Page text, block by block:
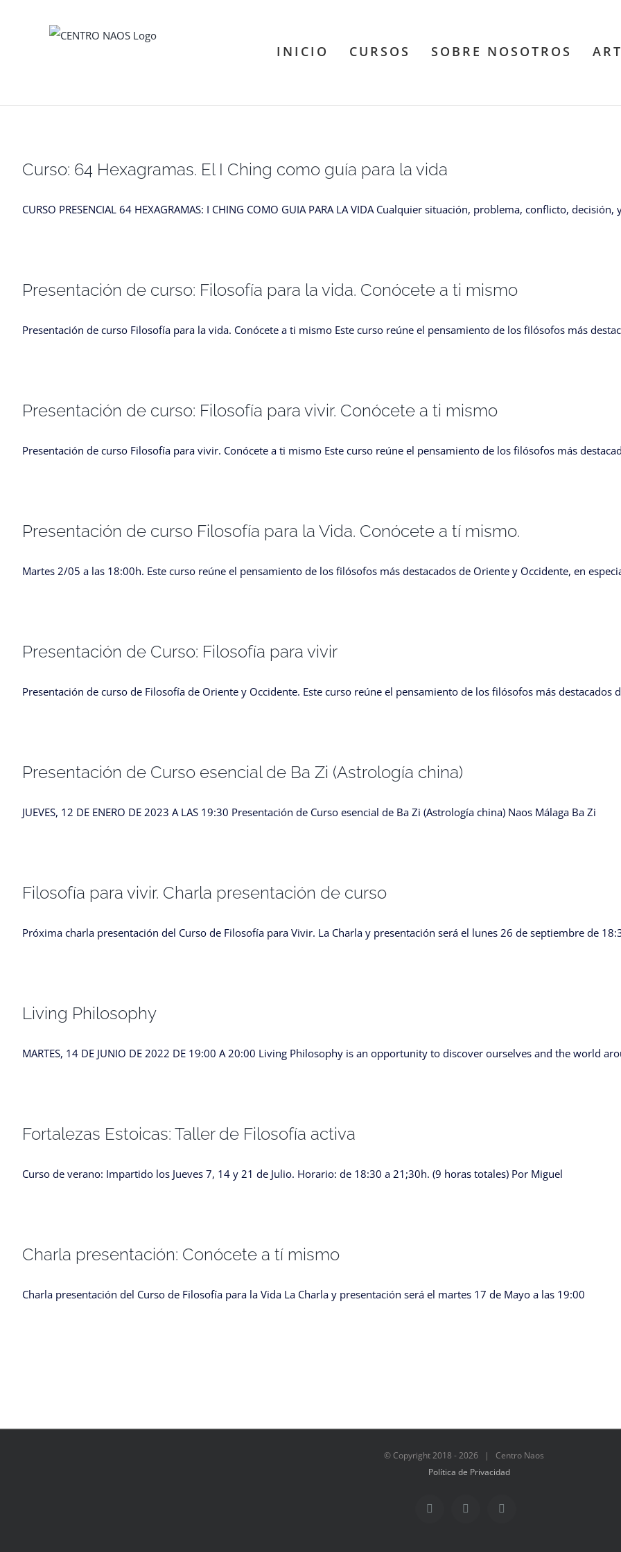
INICIO CURSOS SOBRE NOSOTROS
Curso: 64 Hexagramas. El I Ching como guía para la vida
CURSO PRESENCIAL 64 HEXAGRAMAS: I CHING COMO GUIA PARA LA VIDA Cualquier situación, problema, conflicto,
Presentación de curso: Filosofía para la vida. Conócete a ti mismo
Presentación de curso Filosofía para la vida. Conócete a ti mismo Este curso reúne el pensamiento de los filósofos más
Presentación de curso: Filosofía para vivir. Conócete a ti mismo
Presentación de curso Filosofía para vivir. Conócete a ti mismo Este curso reúne el pensamiento de los filósofos más
Presentación de curso Filosofía para la Vida. Conócete a tí mismo.
Martes 2/05 a las 18:00h. Este curso reúne el pensamiento de los filósofos más destacados de Oriente y Occidente, en
Presentación de Curso: Filosofía para vivir
Presentación de curso de Filosofía de Oriente y Occidente. Este curso reúne el pensamiento de los filósofos más destacados
Presentación de Curso esencial de Ba Zi (Astrología china)
JUEVES, 12 DE ENERO DE 2023 A LAS 19:30 Presentación de Curso esencial de Ba Zi (Astrología china) Naos Málaga Ba Zi
Filosofía para vivir. Charla presentación de curso
Próxima charla presentación del Curso de Filosofía para Vivir. La Charla y presentación será el lunes 26 de septiembre de
Living Philosophy
MARTES, 14 DE JUNIO DE 2022 DE 19:00 A 20:00 Living Philosophy is an opportunity to discover ourselves and the world
Fortalezas Estoicas: Taller de Filosofía activa
Curso de verano: Impartido los Jueves 7, 14 y 21 de Julio. Horario: de 18:30 a 21;30h. (9 horas totales) Por Miguel
Charla presentación: Conócete a tí mismo
Charla presentación del Curso de Filosofía para la Vida La Charla y presentación será el martes 17 de Mayo a las 19:00
© Copyright 2018 -2026 | Centro Naos
Política de Privacidad
Facebook Twitter